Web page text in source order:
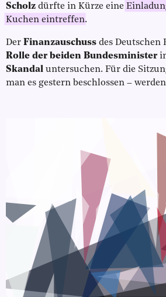
Scholz dürfte in Kürze eine
Kuchen eintreffen.
Der Finanzauschuss des Deutschen
Rolle der beiden Bundesminister
Skandal untersuchen. Für die
man es gestern beschlossen –